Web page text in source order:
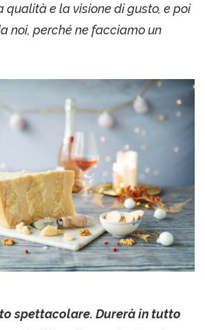
qualità e la visione di gusto, e poi
noi, perché ne facciamo un
spettacolare. Durerà in tutto